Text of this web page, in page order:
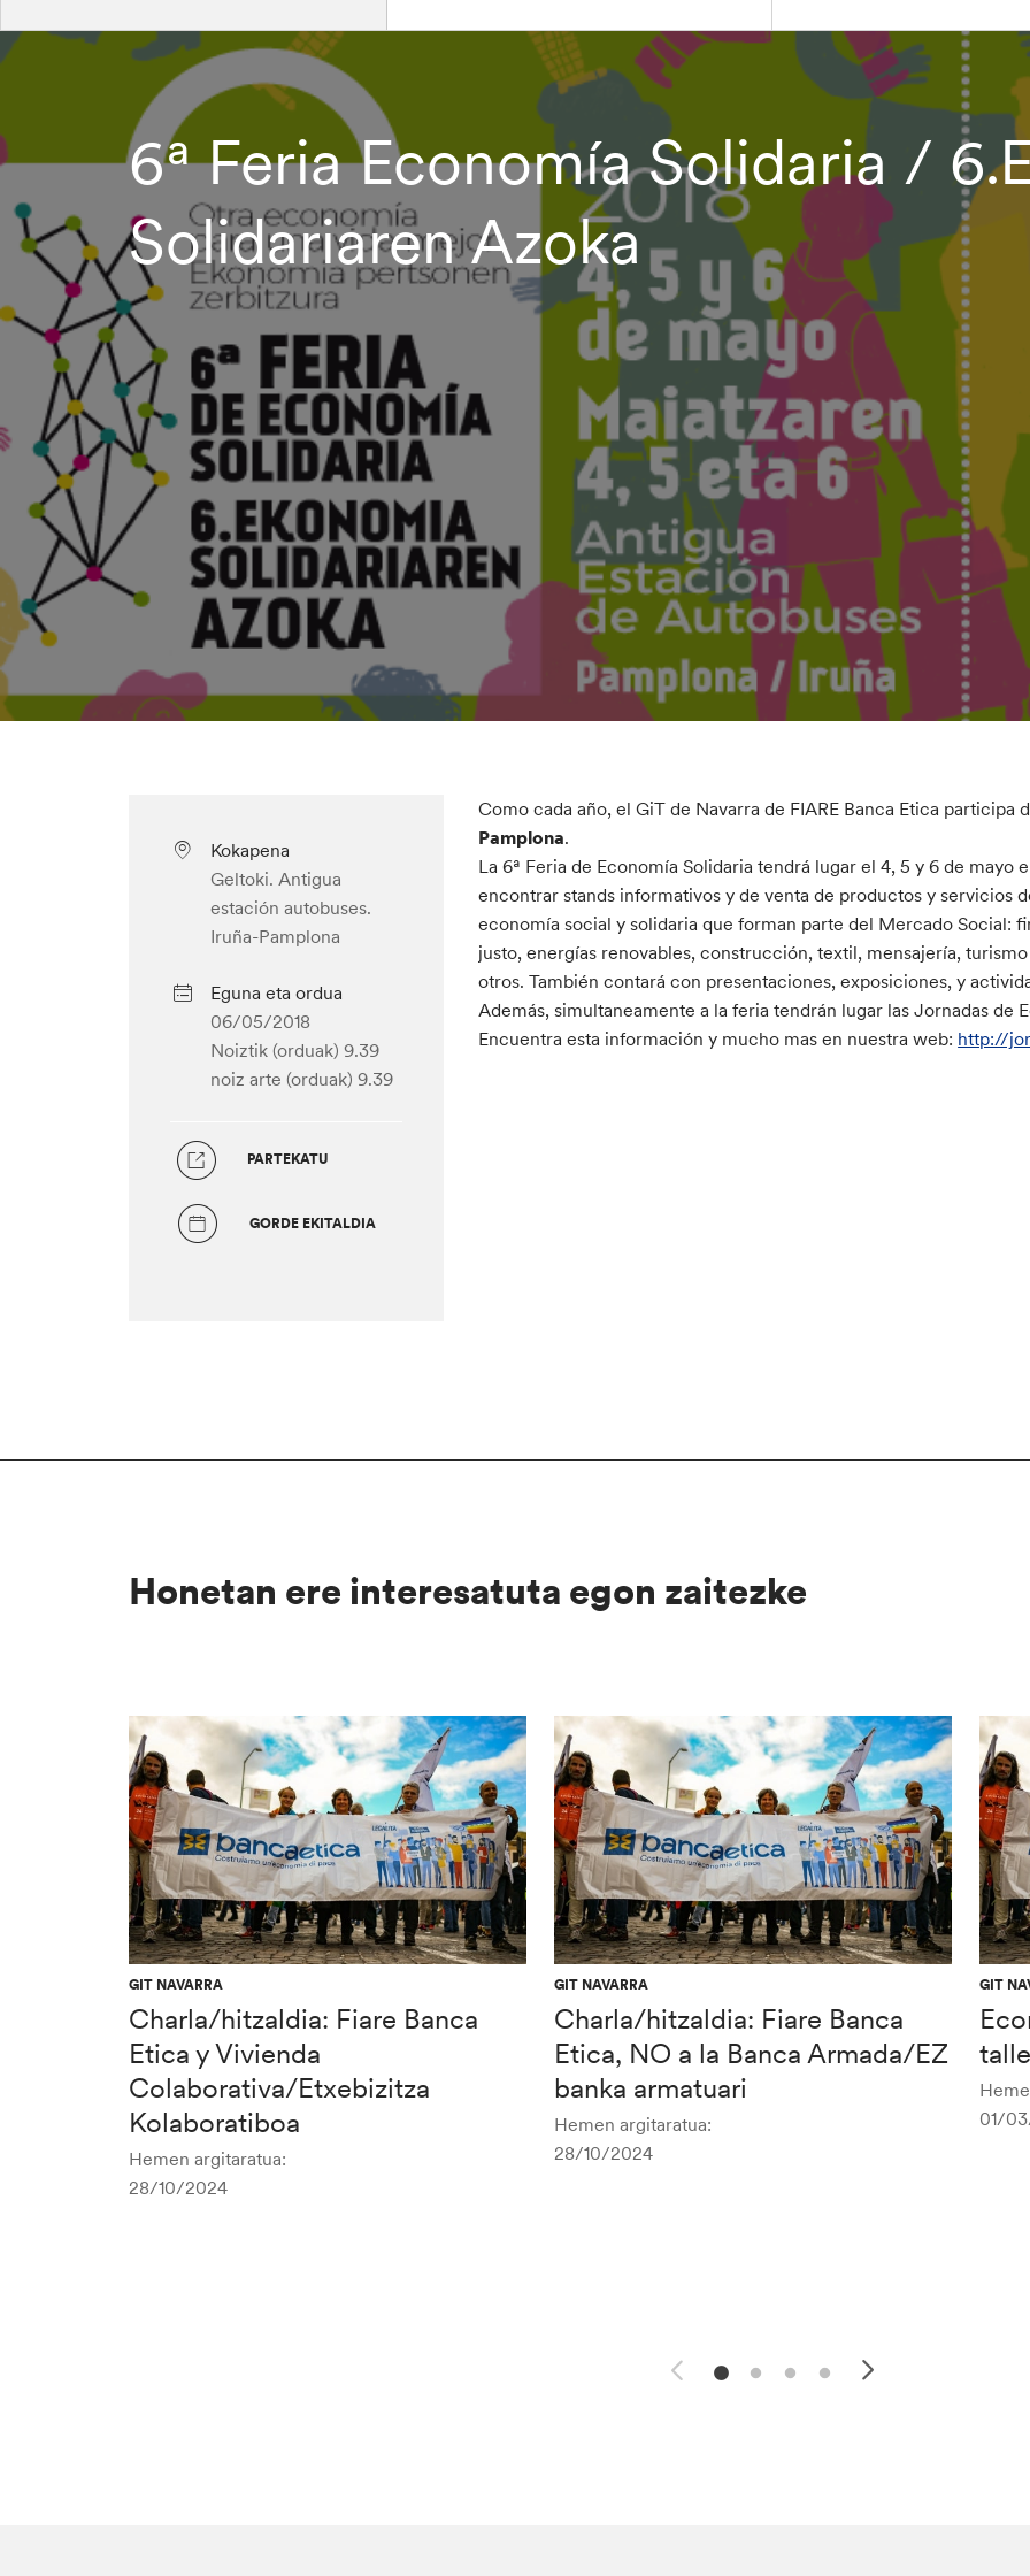
6ª Feria Economía Solidaria /
Solidariaren Azoka
Kokapena
Geltoki. Antigua
estación autobuses.
Iruña-Pamplona
Eguna eta ordua
06/05/2018
Noiztik (orduak) 9.39
noiz arte (orduak) 9.39
PARTEKATU
GORDE EKITALDIA
Como cada año, el GiT de Navarra de FIARE Banca Etica participa
Pamplona.
La 6ª Feria de Economía Solidaria tendrá lugar el 4, 5 y 6 de mayo
encontrar stands informativos y de venta de productos y servicios
economía social y solidaria que forman parte del Mercado Social:
justo, energías renovables, construcción, textil, mensajería,
otros. También contará con presentaciones, exposiciones, y
Además, simultaneamente a la feria tendrán lugar las Jornadas de
Encuentra esta información y mucho mas en nuestra web: http://
Honetan ere interesatuta egon zaitezke
GIT NAVARRA
Charla/hitzaldia: Fiare Banca
Etica y Vivienda
Colaborativa/Etxebizitza
Kolaboratiboa
Hemen argitaratua:
28/10/2024
GIT NAVARRA
Charla/hitzaldia: Fiare Banca
Etica, NO a la Banca Armada/EZ
banka armatuari
Hemen argitaratua:
28/10/2024
GIT
01/